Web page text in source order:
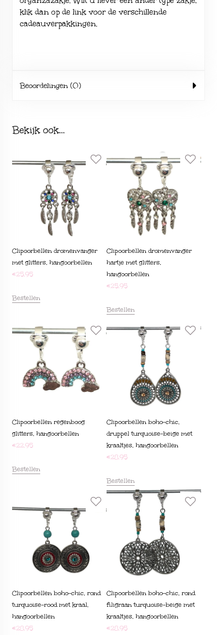
klik dan op de link voor de verschillende
cadeauverpakkingen.
Beoordelingen (0)
Bekijk ook...
Clipoorbellen dromenvanger
met glitters, hangoorbellen
€25,95
Bestellen
Clipoorbellen dromenvanger
hartje met glitters,
hangoorbellen
€25,95
Bestellen
Clipoorbellen regenboog
glitters, hangoorbellen
€22,95
Bestellen
Clipoorbellen boho-chic,
druppel turquoise-beige met
kraaltjes, hangoorbellen
€28,95
Bestellen
Clipoorbellen boho-chic, rond
turquoise-rood met kraal,
hangoorbellen
€28,95
Clipoorbellen boho-chic, rond
filigraan turquoise-beige met
kraaltjes, hangoorbellen
€28,95